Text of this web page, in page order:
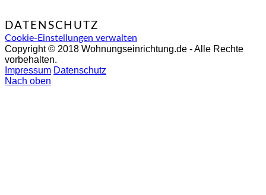
DATENSCHUTZ
Cookie-Einstellungen verwalten
Copyright © 2018 Wohnungseinrichtung.de - Alle Rechte
vorbehalten.
Impressum Datenschutz
Nach oben